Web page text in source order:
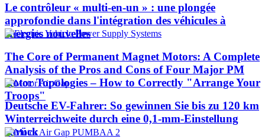
Le contrôleur « multi-en-un » : une plongée
approfondie dans l'intégration des véhicules à
énergies nouvelles
The Core of Permanent Magnet Motors: A Complete
Analysis of the Pros and Cons of Four Major PM
Rotor Topologies – How to Correctly "Arrange Your
Troops"
Deutsche EV-Fahrer: So gewinnen Sie bis zu 120 km
Winterreichweite durch eine 0,1-mm-Einstellung
zurück